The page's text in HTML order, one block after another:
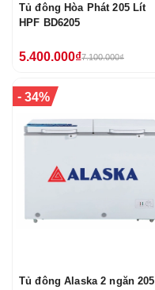
Tủ đông Hòa Phát 205 Lít
HPF BD6205
5.400.000₫7.100.000₫
-34%
Tủ đông Alaska 2 ngăn 205